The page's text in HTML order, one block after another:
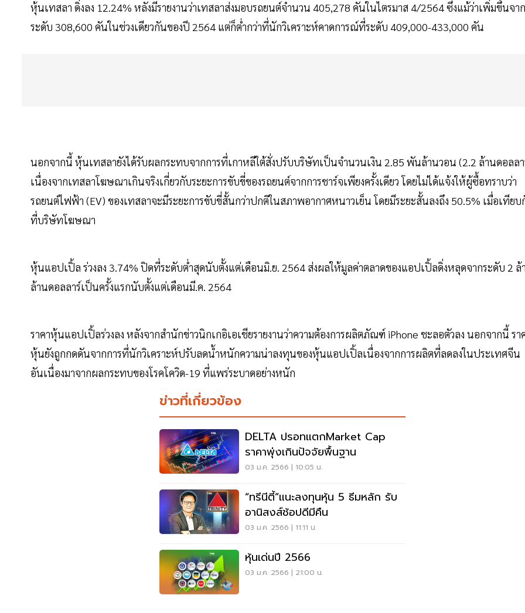
หุ้นเทสลา ดิ่งลง 12.24% หลังมีรายงานว่าเทสลาส่งมอบรถยนต์จำนวน 405,278 คันในไตรมาส 4/2564 ซึ่งแม้ว่าเพิ่มขึ้นจาก
ระดับ 308,600 คันในช่วงเดียวกันของปี 2564 แต่ก็ต่ำกว่าที่นักวิเคราะห์คาดการณ์ที่ระดับ 409,000-433,000 คัน
นอกจากนี้ หุ้นเทสลายังได้รับผลกระทบจากการที่เกาหลีใต้สั่งปรับบริษัทเป็นจำนวนเงิน 2.85 พันล้านวอน (2.2 ล้านดอลล
เนื่องจากเทสลาโฆษณาเกินจริงเกี่ยวกับระยะการขับขี่ของรถยนต์จากการชาร์จเพียงครั้งเดียว โดยไม่ได้แจ้งให้ผู้ซื้อทราบว่า
รถยนต์ไฟฟ้า (EV) ของเทสลาจะมีระยะการขับขี่สั้นกว่าปกติในสภาพอากาศหนาวเย็น โดยมีระยะสั้นลงถึง 50.5% เมื่อเทีย
ที่บริษัทโฆษณา
หุ้นแอปเปิ้ล ร่วงลง 3.74% ปิดที่ระดับต่ำสุดนับตั้งแต่เดือนมิ.ย. 2564 ส่งผลให้มูลค่าตลาดของแอปเปิ้ลดิ่งหลุดจากระดับ 2 ล้
ล้านดอลลาร์เป็นครั้งแรกนับตั้งแต่เดือนมี.ค. 2564
ราคาหุ้นแอปเปิ้ลร่วงลง หลังจากสำนักข่าวนิกเกอิเอเชียรายงานว่าความต้องการผลิตภัณฑ์ iPhone ชะลอตัวลง นอกจากนี้ รา
หุ้นยังถูกกดดันจากการที่นักวิเคราะห์ปรับลดน้ำหนักความน่าลงทุนของหุ้นแอปเปิ้ลเนื่องจากการผลิตที่ลดลงในประเทศจีน
อันเนื่องมาจากผลกระทบของโรคโควิด-19 ที่แพร่ระบาดอย่างหนัก
ข่าวที่เกี่ยวข้อง
DELTA ปรอทแตกMarket Cap
ราคาพุ่งเกินปัจจัยพื้นฐาน
03 ม.ค. 2566 | 10:05 น.
“ทรีนีตี้”แนะลงทุนหุ้น 5 ธีมหลัก รับ
อานิสงส์ช้อปดีมีคืน
03 ม.ค. 2566 | 11:11 น.
หุ้นเด่นปี 2566
03 ม.ค. 2566 | 21:00 น.